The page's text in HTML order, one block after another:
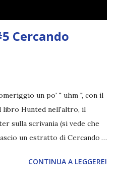
Cercando
un po' " uhm ", con il
libro Hunted nell'altro, il
sulla scrivania (si vede che
un estratto di Cercando
lo sport. Odiavo lo sport,
CONTINUA A LEGGERE!